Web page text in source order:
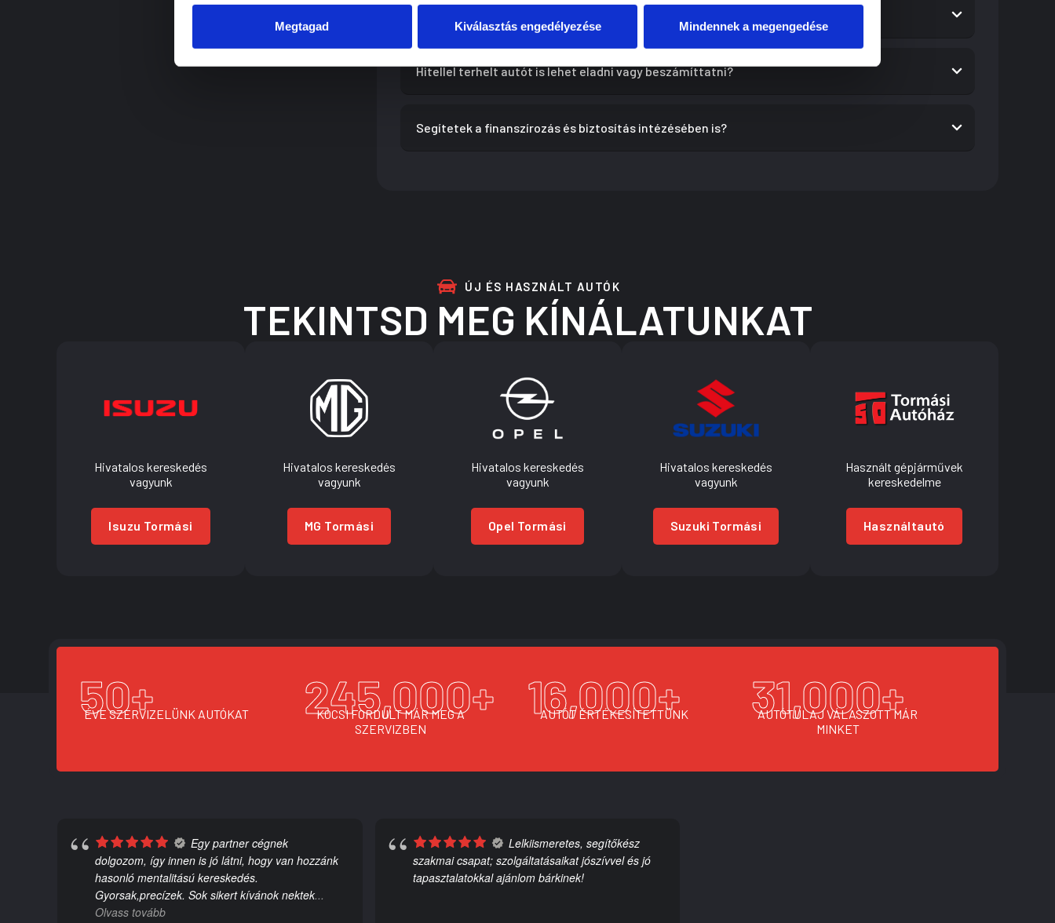
Megtagad Kiválasztás engedélyezése Mindennek a megengedése
Hitellel terhelt autót is lehet eladni vagy beszámíttatni?
Segítetek a finanszírozás és biztosítás intézésében is?
ÚJ ÉS HASZNÁLT AUTÓK
TEKINTSD MEG KÍNÁLATUNKAT
Hivatalos kereskedés
vagyunk
Isuzu Tormási
Hivatalos kereskedés
vagyunk
MG Tormási
Hivatalos kereskedés
vagyunk
Opel Tormási
Hivatalos kereskedés
vagyunk
Suzuki Tormási
Használt gépjárművek
kereskedelme
Használtautó
50+
ÉVE SZERVIZELÜNK AUTÓKAT 245,000+
KOCSI FORDULT MÁR MEG A
SZERVIZBEN
16,000+
AUTÓT ÉRTÉKESÍTETTÜNK 31,000+
AUTÓTULAJ VÁLASZOTT MÁR
MINKET
Egy partner cégnek
dolgozom, így innen is jó látni, hogy van hozzánk
hasonló mentalitású kereskedés.
Gyorsak,precízek. Sok sikert kívánok nektek...
Olvass tovább
Lelkiismeretes, segítőkész
szakmai csapat; szolgáltatásaikat jószívvel és jó
tapasztalatokkal ajánlom bárkinek!